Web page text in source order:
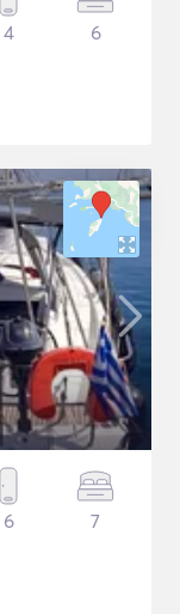
4 6
6 7